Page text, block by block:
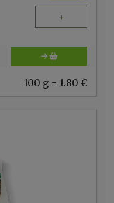
+
100 g = 1.80 €